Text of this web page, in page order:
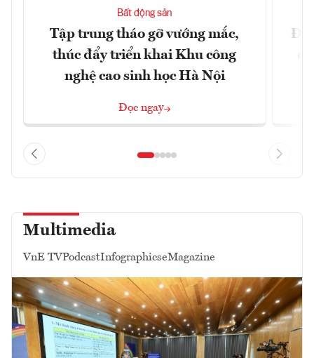
Bất động sản
Tập trung tháo gỡ vướng mắc,
thúc đẩy triển khai Khu công
nghệ cao sinh học Hà Nội
Đọc ngay
Multimedia
VnE TVPodcastInfographicseMagazine